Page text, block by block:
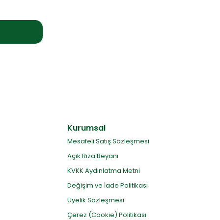
Kurumsal
Mesafeli Satış Sözleşmesi
Açık Rıza Beyanı
KVKK Aydınlatma Metni
Değişim ve İade Politikası
Üyelik Sözleşmesi
Çerez (Cookie) Politikası